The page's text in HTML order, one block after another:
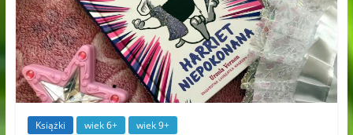
Książki wiek 6+ wiek 9+